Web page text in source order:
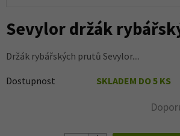
Sevylor držák
Držák rybářských prutů Sevylor....
Dostupnost SKLADEM DO 5 KS